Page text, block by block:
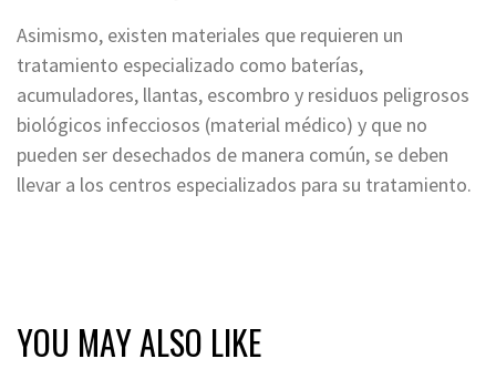
Asimismo, existen materiales que requieren un
tratamiento especializado como baterías,
acumuladores, llantas, escombro y residuos peligrosos
biológicos infecciosos (material médico) y que no
pueden ser desechados de manera común, se deben
llevar a los centros especializados para su tratamiento.
YOU MAY ALSO LIKE